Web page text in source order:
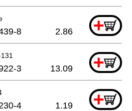
+
8 2.86
+
3 13.09
+
4 1.19